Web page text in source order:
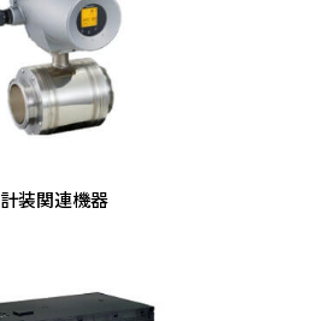
計装関連機器